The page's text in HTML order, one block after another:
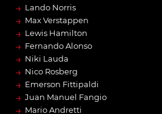
→ Lando Norris
→ Max Verstappen
→ Lewis Hamilton
→ Fernando Alonso
→ Niki Lauda
→ Nico Rosberg
→ Emerson Fittipaldi
→ Juan Manuel Fangio
→ Mario Andretti